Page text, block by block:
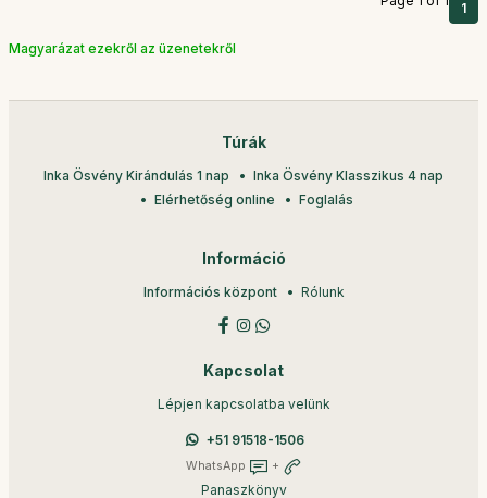
1
Magyarázat ezekről az üzenetekről
Túrák
Inka Ösvény Kirándulás 1 nap
Inka Ösvény Klasszikus 4 nap
Elérhetőség online
Foglalás
Információ
Információs központ Rólunk
Kapcsolat
Lépjen kapcsolatba velünk
+51 91518-1506
WhatsApp +
Panaszkönyv